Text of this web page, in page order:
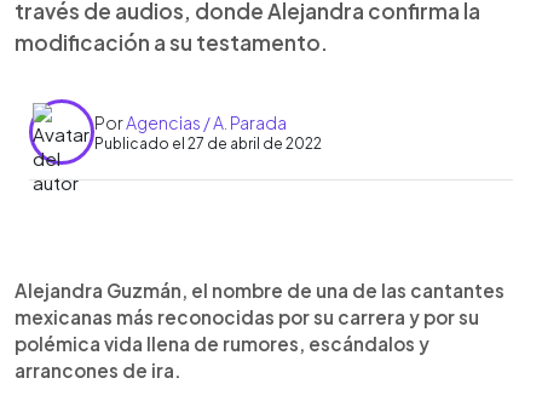
través de audios, donde Alejandra confirma la
modificación a su testamento.
PorAgencias / A. Parada
Publicado el 27 de abril de 2022
► Escuchar artículo
Alejandra Guzmán, el nombre de una de las cantantes
mexicanas más reconocidas por su carrera y por su
polémica vida llena de rumores, escándalos y
arrancones de ira.